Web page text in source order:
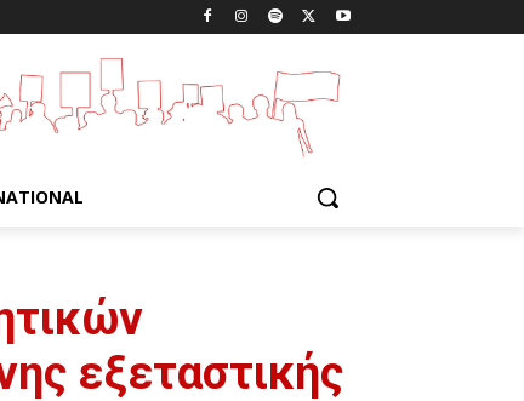
εξεταστικής